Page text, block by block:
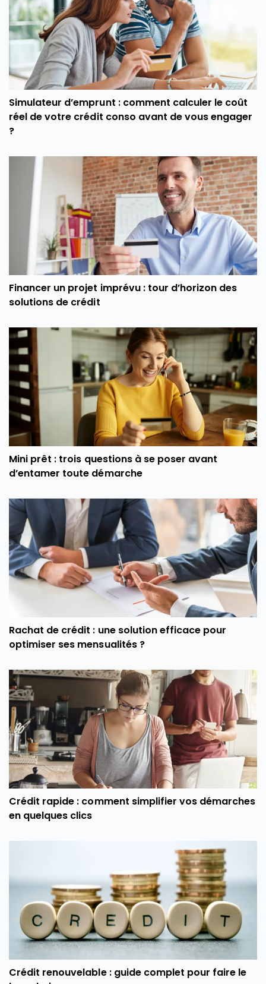
Simulateur d’emprunt : comment calculer le coût
réel de votre crédit conso avant de vous engager
?
Financer un projet imprévu : tour d’horizon des
solutions de crédit
Mini prêt : trois questions à se poser avant
d’entamer toute démarche
Rachat de crédit : une solution efficace pour
optimiser ses mensualités ?
Crédit rapide : comment simplifier vos démarches
en quelques clics
Crédit renouvelable : guide complet pour faire le